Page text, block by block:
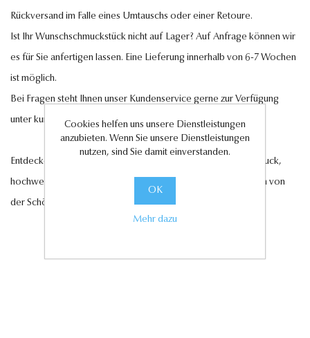
Rückversand im Falle eines Umtauschs oder einer Retoure.
Ist Ihr Wunschschmuckstück nicht auf Lager? Auf Anfrage können wir
es für Sie anfertigen lassen. Eine Lieferung innerhalb von 6-7 Wochen
ist möglich.
Bei Fragen steht Ihnen unser Kundenservice gerne zur Verfügung
unter kundenservice@antwerp-diamonds.de.
Entdecken Sie jetzt unsere exquisite Auswahl an Diamantschmuck,
hochwertigen Edelsteinen und edlen Perlen und lassen Sie sich von
der Schönheit und Eleganz unserer Kollektionen verzaubern.
Cookies helfen uns unsere Dienstleistungen
anzubieten. Wenn Sie unsere Dienstleistungen
nutzen, sind Sie damit einverstanden.
OK
Mehr dazu